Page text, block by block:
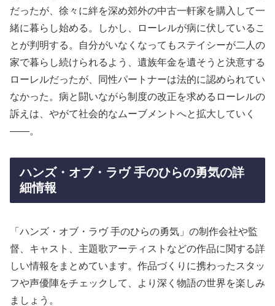
だったが、徐々に絆を深め郊外の中古一軒家を購入して一
緒に暮らし始める。しかし、ローレルが病に伏しているこ
とが判明する。自分がいなくなってもステイシーが二人の
家で暮らし続けられるよう、遺族年金を遺そうと決意する
ローレルだったが、同性パートナーは法的に認められてい
なかった。病と闘いながら制度の改正を求めるローレルの
訴えは、やがて社会的なムーブメントへと拡大していく
――。
ハンズ・オブ・ラヴ 手のひらの勇気の詳
細情報
「ハンズ・オブ・ラヴ 手のひらの勇気」の制作会社や監
督、キャスト、主題歌アーティストなどの作品に関する詳
しい情報をまとめています。作品づくりに携わったスタッ
フや声優陣をチェックして、より深く物語の世界を楽しみ
ましょう。